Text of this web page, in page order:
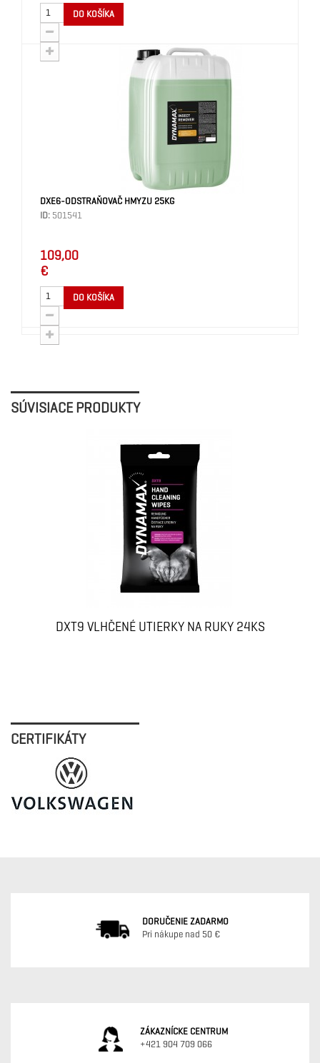
DO KOŠÍKA
DXE6-ODSTRAŇOVAČ HMYZU 25KG
ID: 501541
109,00
€
DO KOŠÍKA
SÚVISIACE PRODUKTY
DXT9 VLHČENÉ UTIERKY NA RUKY 24KS
CERTIFIKÁTY
DORUČENIE ZADARMO
Pri nákupe nad 50 €
ZÁKAZNÍCKE CENTRUM
+421 904 709 066